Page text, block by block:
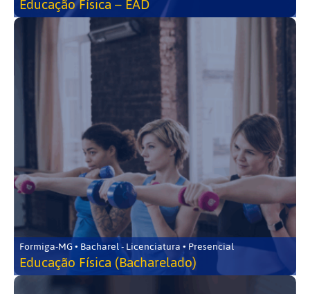
Formiga-MG • Bacharel - Licenciatura • Presencial
Educação Física (Bacharelado)